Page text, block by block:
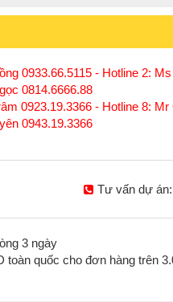
0933.66.5115 - Hotline 2:
0814.6666.88
0923.19.3366 - Hotline 8:
0943.19.3366
Tư vấn dự án:
3 ngày
toàn quốc cho đơn hàng trên